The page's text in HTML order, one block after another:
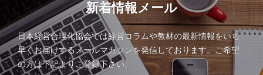
新着情報メール
日本経営合理化協会では経営コラムや教材の最新情報をいち
早くお届けするメールマガジンを発信しております。ご希望
の方は下記よりご登録下さい。